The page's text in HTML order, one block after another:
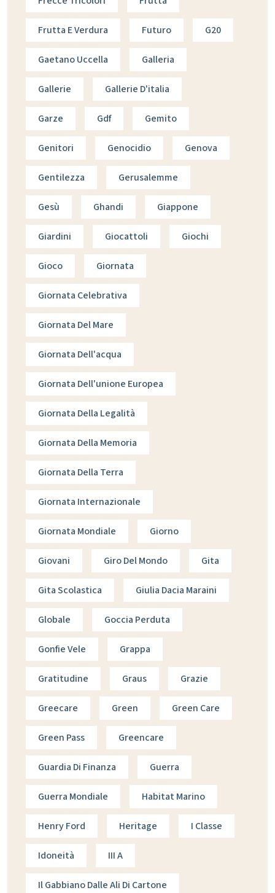
Frutta E Verdura Futuro G20
Gaetano Uccella Galleria
Gallerie Gallerie D'italia
Garze Gdf Gemito
Genitori Genocidio Genova
Gentilezza Gerusalemme
Gesù Ghandi Giappone
Giardini Giocattoli Giochi
Gioco Giornata
Giornata Celebrativa
Giornata Del Mare
Giornata Dell'acqua
Giornata Dell'unione Europea
Giornata Della Legalità
Giornata Della Memoria
Giornata Della Terra
Giornata Internazionale
Giornata Mondiale Giorno
Giovani Giro Del Mondo Gita
Gita Scolastica Giulia Dacia Maraini
Globale Goccia Perduta
Gonfie Vele Grappa
Gratitudine Graus Grazie
Greecare Green Green Care
Green Pass Greencare
Guardia Di Finanza Guerra
Guerra Mondiale Habitat Marino
Henry Ford Heritage I Classe
Idoneità III A
Il Gabbiano Dalle Ali Di Cartone